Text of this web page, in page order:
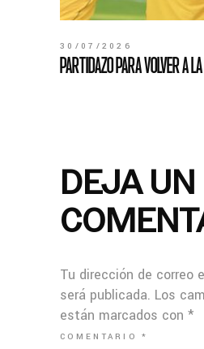
30/07/2026
PARTIDAZO PARA VOLVER A
DEJA UN
Tu dirección de correo
será publicada. Los
están marcados con *
COMENTARIO*